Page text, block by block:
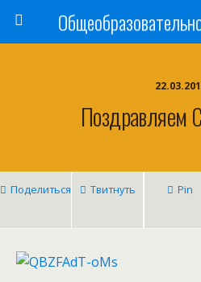
Поздравляем
Поделиться Твитнуть Pin